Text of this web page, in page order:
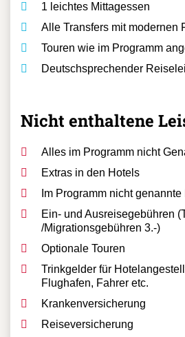
1 leichtes Mittagessen
Alle Transfers mit modernen
Touren wie im Programm
Deutschsprechender
Nicht enthaltene
Alles im Programm nicht
Extras in den Hotels
Im Programm nicht
Ein- und Ausreisegebühren
/Migrationsgebühren 3.-)
Optionale Touren
Trinkgelder für
Flughafen, Fahrer etc.
Krankenversicherung
Reiseversicherung